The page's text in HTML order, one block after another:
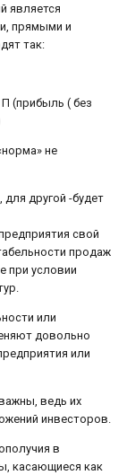
является
прямыми и
так:
(прибыль ( без
не
другой -будет
свой
продаж
при условии
или
довольно
или
ведь их
инвесторов.
в
касающиеся как